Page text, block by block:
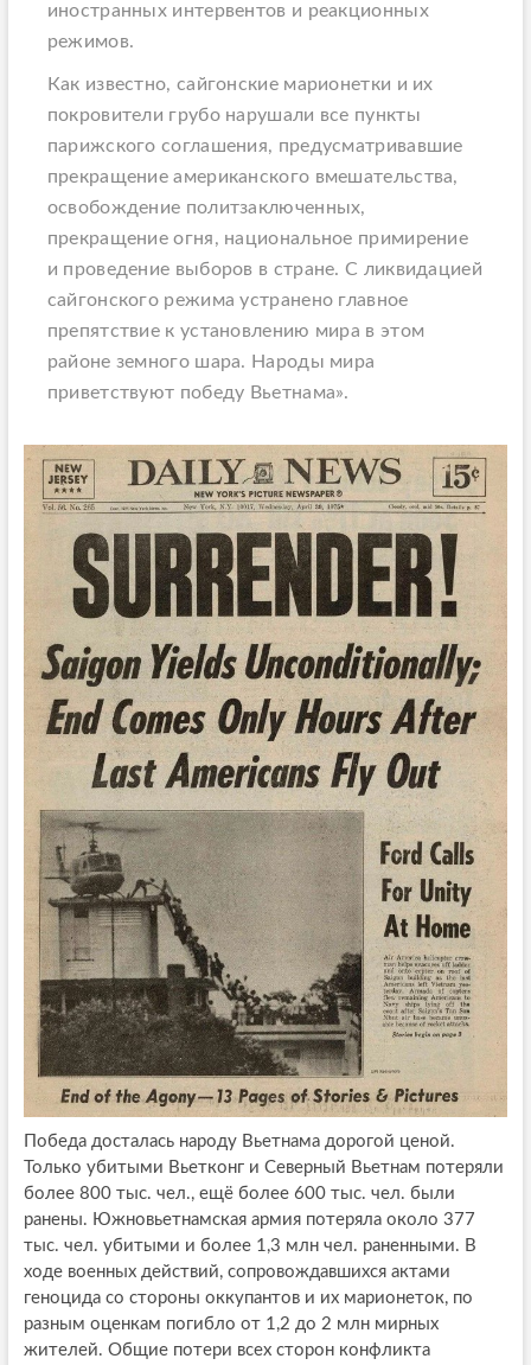
иностранных интервентов и реакционных
режимов.
Как известно, сайгонские марионетки и их
покровители грубо нарушали все пункты
парижского соглашения, предусматривавшие
прекращение американского вмешательства,
освобождение политзаключенных,
прекращение огня, национальное примирение
и проведение выборов в стране. С ликвидацией
сайгонского режима устранено главное
препятствие к установлению мира в этом
районе земного шара. Народы мира
приветствуют победу Вьетнама».
Победа досталась народу Вьетнама дорогой ценой.
Только убитыми Вьетконг и Северный Вьетнам потеряли
более 800 тыс. чел., ещё более 600 тыс. чел. были
ранены. Южновьетнамская армия потеряла около 377
тыс. чел. убитыми и более 1,3 млн чел. раненными. В
ходе военных действий, сопровождавшихся актами
геноцида со стороны оккупантов и их марионеток, по
разным оценкам погибло от 1,2 до 2 млн мирных
жителей. Общие потери всех сторон конфликта